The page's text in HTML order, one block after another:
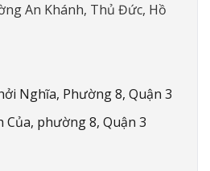
An Khánh, Thủ Đức, Hồ
Nghĩa, Phường 8, Quận 3
Của, phường 8, Quận 3